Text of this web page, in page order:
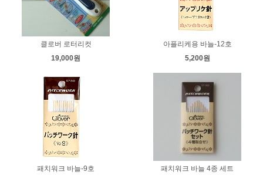
클로버 로터리컷
19,000원
아플리케용 바늘-12호
5,200원
패치워크 바늘-9호
패치워크 바늘 4종 세트